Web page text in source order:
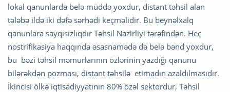
lokal qanunlarda belə müddə yoxdur, distant təhsil alan
tələbə ildə iki dəfə sərhədi keçməlidir. Bu beynəlxalq
qanunlara sayqısızlıqdır Təhsil Nazirliyi tərəfindən. Heç
nostrifikasiya haqqında əsasnamədə də belə bənd yoxdur,
bu bəzi təhsil məmurlarının özlərinin yazdığı qanunu
bilərəkdən pozması, distant təhsilə etimadın azaldılmasıdır.
İkincisi ölkə iqtisadiyyatının 80% özəl sektordur, Təhsil